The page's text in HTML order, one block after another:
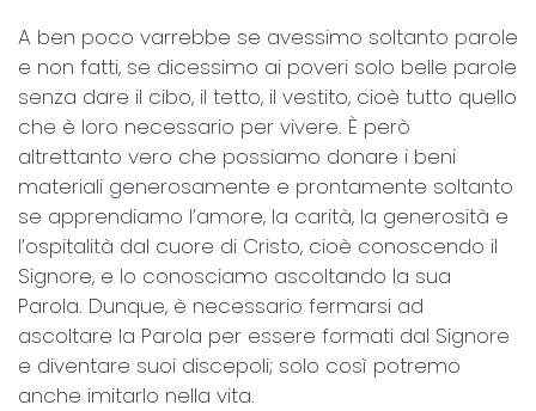
A ben poco varrebbe se avessimo soltanto parole
e non fatti, se dicessimo ai poveri solo belle parole
senza dare il cibo, il tetto, il vestito, cioè tutto quello
che è loro necessario per vivere. È però
altrettanto vero che possiamo donare i beni
materiali generosamente e prontamente soltanto
se apprendiamo l’amore, la carità, la generosità e
l’ospitalità dal cuore di Cristo, cioè conoscendo il
Signore, e lo conosciamo ascoltando la sua
Parola. Dunque, è necessario fermarsi ad
ascoltare la Parola per essere formati dal Signore
e diventare suoi discepoli; solo così potremo
anche imitarlo nella vita.